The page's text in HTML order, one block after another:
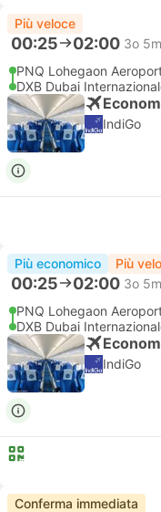
Più veloce
00:25 02:00 3o 5m
PNQ Lohegaon
DXB Dubai
IndiGo
Più economico Più
00:25 02:00 3o 5m
PNQ Lohegaon
DXB Dubai
IndiGo
Conferma immediata